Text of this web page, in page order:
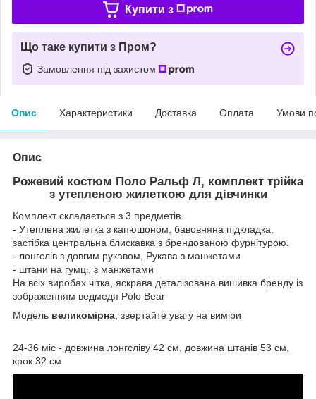
Купити з
Що таке купити з Пром?
Замовлення під захистом
Опис Характеристики Доставка Оплата Умови
Опис
Рожевий костюм Поло Ральф Л, комплект трійка
з утепленою жилеткою для дівчинки
Комплект складається з 3 предметів.
- Утеплена жилетка з капюшоном, бавовняна підкладка,
застібка центральна блискавка з брендованою фурнітурою.
- лонгслів з довгим рукавом, Рукава з манжетами
- штани на гумці, з манжетами
На всіх виробах чітка, яскрава деталізована вишивка бренду із
зображенням ведмедя Polo Bear
Модель великомірна , звертайте увагу на виміри
24-36 міс - довжина лонгсліву 42 см, довжина штанів 53 см,
крок 32 см